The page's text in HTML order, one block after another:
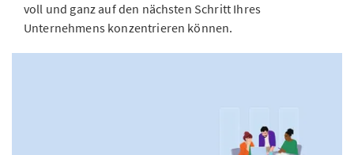
voll und ganz auf den nächsten Schritt Ihres
Unternehmens konzentrieren können.